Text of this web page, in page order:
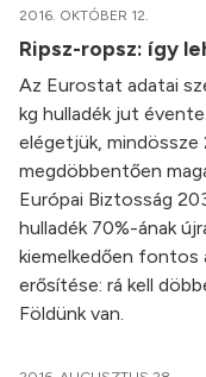
2016. OKTÓBER 12.
Ripsz-ropsz: így
Az Eurostat adatai
kg hulladék jut
elégetjük,
megdöbbentően
Európai Biztosság
hulladék 70%-ának
kiemelkedően
erősítése: rá kell
Földünk van.